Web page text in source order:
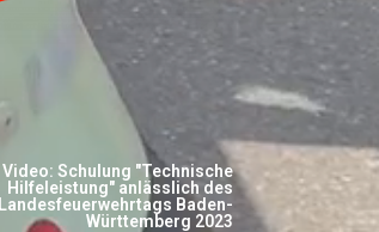
Video: Schulung "Technische
Hilfeleistung" anlässlich des
Landesfeuerwehrtags Baden-
Württemberg 2023